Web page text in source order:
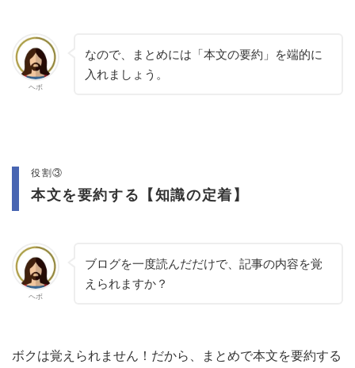
ヘボ
なので、まとめには「本文の要約」を端的に
入れましょう。
役割③
本文を要約する【知識の定着】
ヘボ
ブログを一度読んだだけで、記事の内容を覚
えられますか？
ボクは覚えられません！だから、まとめで本文を要約する